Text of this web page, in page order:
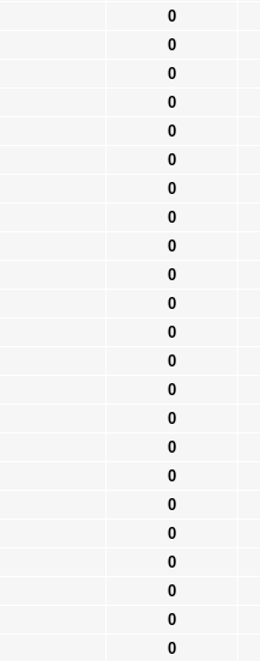
0
0
0
0
0
0
0
0
0
0
0
0
0
0
0
0
0
0
0
0
0
0
0